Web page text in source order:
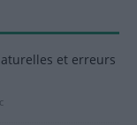
et erreurs